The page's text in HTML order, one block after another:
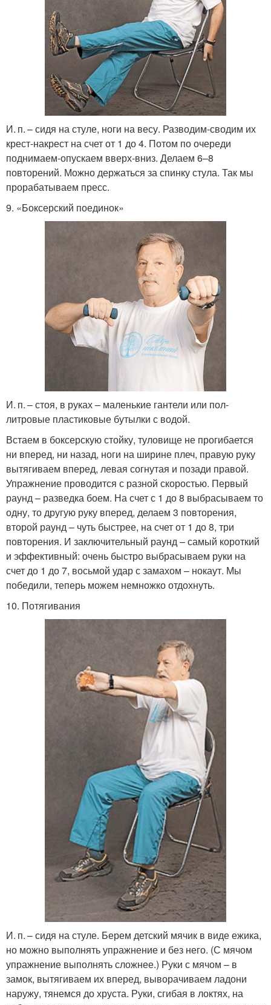
И. п. – сидя на стуле, ноги на весу. Разводим-сводим их
крест-накрест на счет от 1 до 4. Потом по очереди
поднимаем-опускаем вверх-вниз. Делаем 6–8
повторений. Можно держаться за спинку стула. Так мы
прорабатываем пресс.
9. «Боксерский поединок»
И. п. – стоя, в руках – маленькие гантели или пол-
литровые пластиковые бутылки с водой.
Встаем в боксерскую стойку, туловище не прогибается
ни вперед, ни назад, ноги на ширине плеч, правую руку
вытягиваем вперед, левая согнутая и позади правой.
Упражнение проводится с разной скоростью. Первый
раунд – разведка боем. На счет с 1 до 8 выбрасываем то
одну, то другую руку вперед, делаем 3 повторения,
второй раунд – чуть быстрее, на счет от 1 до 8, три
повторения. И заключительный раунд – самый короткий
и эффективный: очень быстро выбрасываем руки на
счет до 1 до 7, восьмой удар с замахом – нокаут. Мы
победили, теперь можем немножко отдохнуть.
10. Потягивания
И. п. – сидя на стуле. Берем дет­ский мячик в виде ежика,
но можно выполнять упражнение и без него. (С мячом
упражнение выполнять сложнее.) Руки с мячом – в
замок, вытягиваем их вперед, выворачиваем ладони
наружу, тянемся до хруста. Руки, сгибая в локтях, на